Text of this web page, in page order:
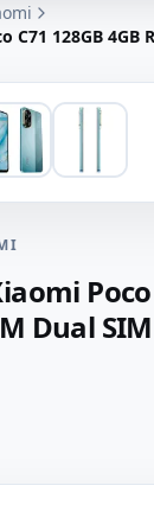
128GB 4GB
Poco
Dual